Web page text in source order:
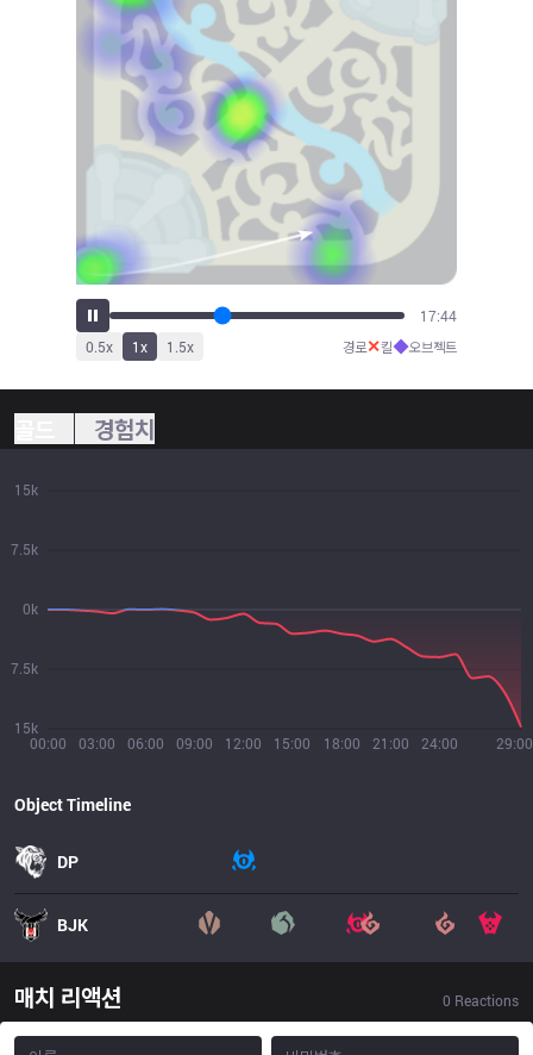
19:24
0.5x 1x 1.5x 경로✕킬◆오브젝트
경험치
00:00 03:00 06:00 09:00 12:00 15:00 18:00 21:00 24:00 29:00
15k
7.5k
0k
7.5k
15k
Object Timeline
DP
BJK
매치 리액션 0 Reactions